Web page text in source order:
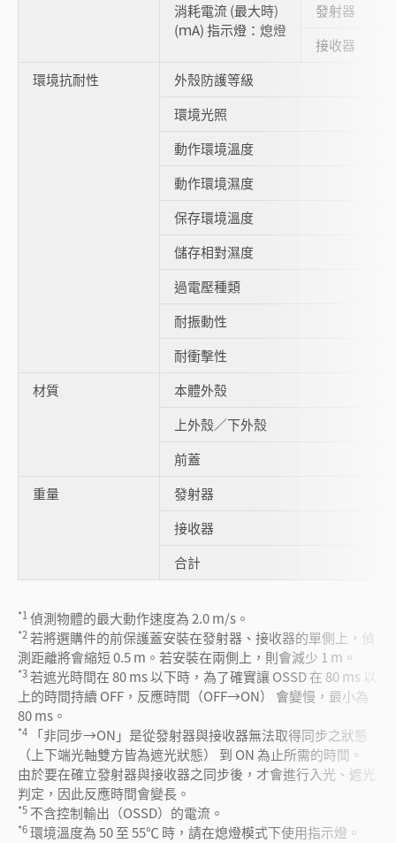
消耗電流 (最大時)
(ｍA) 指示燈：熄燈
發射器
接收器
環境抗耐性
外殼防護等級
環境光照
動作環境溫度
動作環境濕度
保存環境溫度
儲存相對濕度
過電壓種類
耐振動性
耐衝擊性
材質
本體外殼
上外殼／下外殼
前蓋
重量
發射器
接收器
合計
*1 偵測物體的最大動作速度為 2.0 m/s。
*2若將選購件的前保護蓋安裝在發射器、接收器的單側上，偵
測距離將會縮短 0.5 m。若安裝在兩側上，則會減少 1 m。
*3若遮光時間在 80 ms 以下時，為了確實讓 OSSD 在 80 ms 以
上的時間持續 OFF，反應時間（OFF→ON） 會變慢，最小為
80 ms。
*4
「非同步→ON」是從發射器與接收器無法取得同步之狀態
（上下端光軸雙方皆為遮光狀態） 到 ON 為止所需的時間。
由於要在確立發射器與接收器之同步後，才會進行入光、遮光
判定，因此反應時間會變長。
*5 不含控制輸出（OSSD）的電流。
*6環境溫度為 50 至 55℃ 時，請在熄燈模式下使用指示燈。